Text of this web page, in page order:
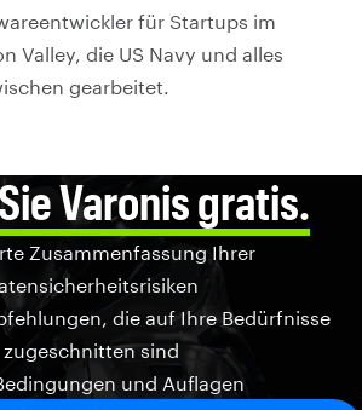
für Startups im
Valley, die US Navy und alles
gearbeitet.
Varonis gratis.
Zusammenfassung Ihrer
die auf Ihre Bedürfnisse
zugeschnitten sind
und Auflagen